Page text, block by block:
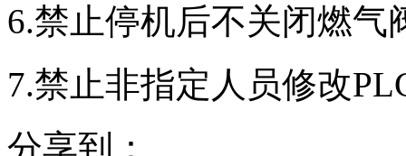
6.禁止停机后不关闭燃气
7.禁止非指定人员修改
分享到：